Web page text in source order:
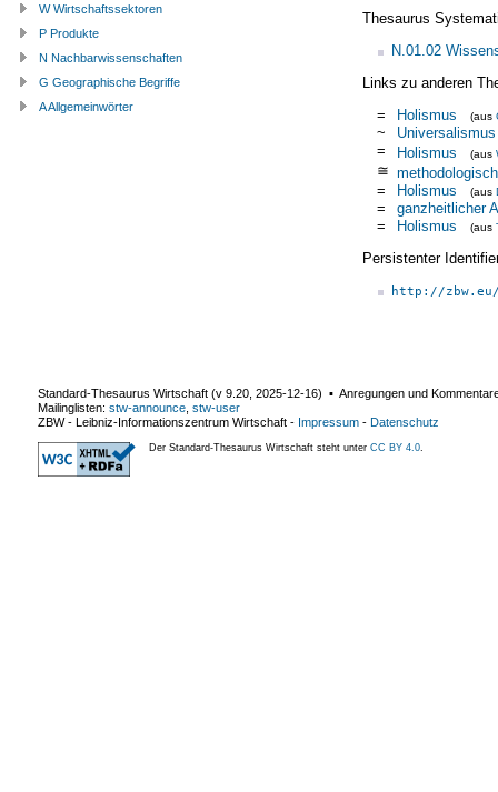
Thesaurus
N.01.02
Links zu anderen
=
Holismus (aus
~
Universalismus
=
Holismus (aus
≅
=
Holismus (aus
=
ganzheitlicher
=
Holismus (aus
Persistenter
http://
W Wirtschaftssektoren
P Produkte
N Nachbarwissenschaften
G Geographische Begriffe
A Allgemeinwörter
Standard-Thesaurus Wirtschaft (v 9.20 2025-12-16) ▪ Anregungen und
Mailinglisten: stw-announce stw-user
ZBW - Leibniz-Informationszentrum Wirtschaft - Impressum - Datenschutz
Der Standard-Thesaurus Wirtschaft steht unter CC BY 4.0